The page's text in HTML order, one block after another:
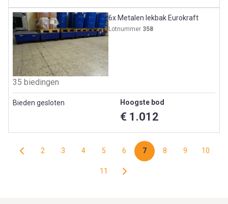
6x Metalen lekbak Eurokraft
Lotnummer 358
35 biedingen
Bieden gesloten Hoogste bod
€ 1.012
2 3 4 5 6 7 8 9 10
11